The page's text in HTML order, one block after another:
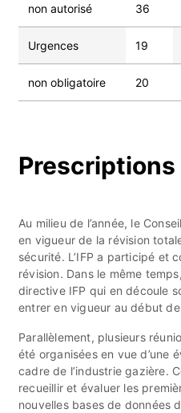
non autorisé 36
Urgences 19
non obligatoire 20
Prescriptions
Au milieu de l’année, le
en vigueur de la révision
sécurité. L’IFP a participé et
révision. Dans le même
directive IFP qui en découle
entrer en vigueur au début de
Parallèlement, plusieurs
été organisées en vue d’une
cadre de l’industrie gazière.
recueillir et évaluer les
nouvelles bases de données